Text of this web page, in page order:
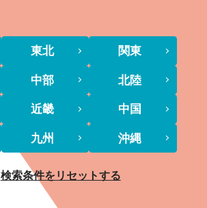
東北 関東
中部 北陸
近畿 中国
九州 沖縄
検索条件をリセットする